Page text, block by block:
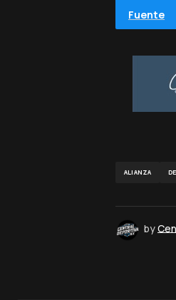
Fuente
ALIANZA
by